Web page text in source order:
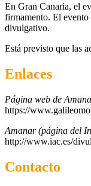
En Gran Canaria, el
firmamento. El evento
divulgativo.
Está previsto que las
Enlaces
Página web de
https://
Amanar (página del
http://www.iac.es/
Contacto